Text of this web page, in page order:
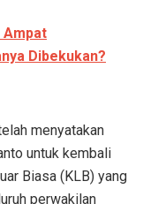
Ampat
Dibekukan?
menyatakan
untuk kembali
Biasa (KLB) yang
perwakilan